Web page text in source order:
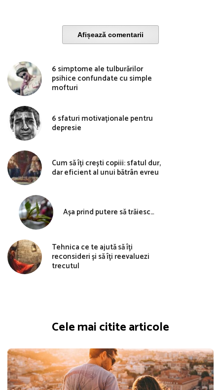
Afișează comentarii
6 simptome ale tulburărilor
psihice confundate cu simple
mofturi
6 sfaturi motivaționale pentru
depresie
Cum să îți crești copiii: sfatul dur,
dar eficient al unui bătrân evreu
Așa prind putere să trăiesc…
Tehnica ce te ajută să îți
reconsideri și să îți reevaluezi
trecutul
Cele mai citite articole